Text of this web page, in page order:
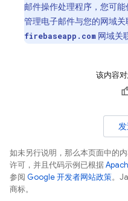
邮件操作处理程序，您可
管理电子邮件与您的网域
firebaseapp.com 网域关
该内容
如未另行说明，那么本页面中的
许可，并且代码示例已根据
参阅 Google 开发者网站政策。
商标。